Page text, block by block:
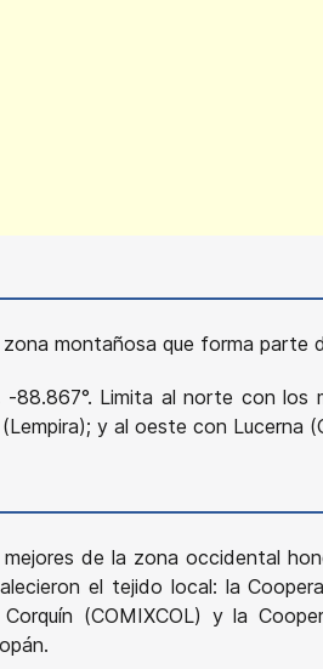
montañosa que forma parte
-88.867°. Limita al norte con los
y al oeste con Lucerna
de la zona occidental
el tejido local: la
(COMIXCOL) y la